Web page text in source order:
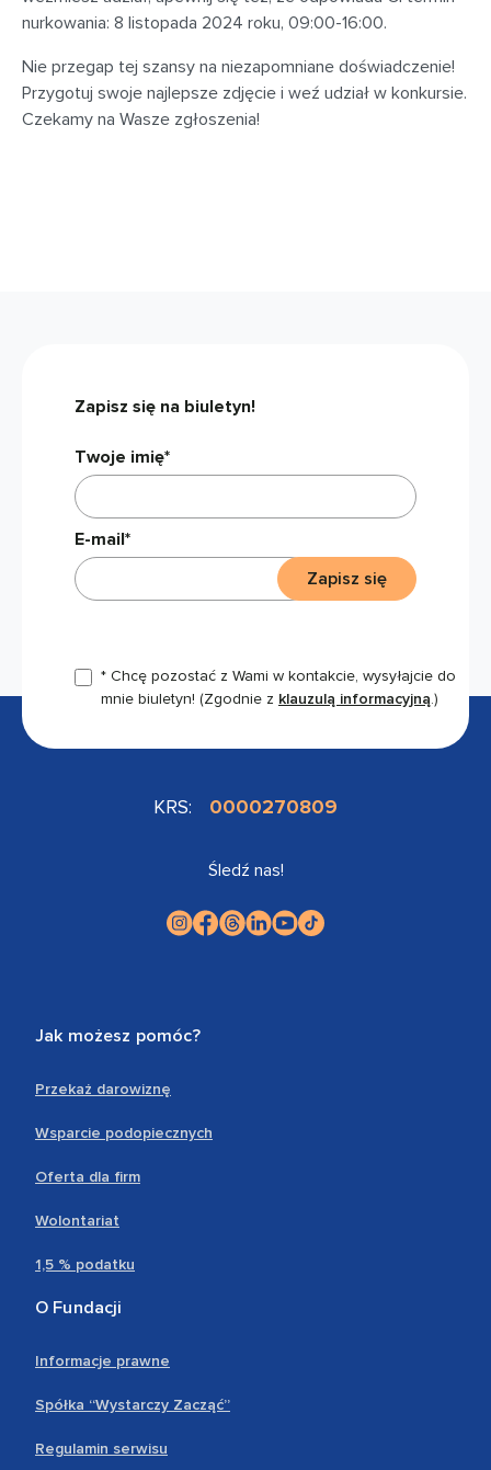
nurkowania: 8 listopada 2024 roku, 09:00-16:00.
Nie przegap tej szansy na niezapomniane doświadczenie!
Przygotuj swoje najlepsze zdjęcie i weź udział w konkursie.
Czekamy na Wasze zgłoszenia!
Zapisz się na biuletyn!
Twoje imię*
E-mail*
* Chcę pozostać z Wami w kontakcie, wysyłajcie do
mnie biuletyn! (Zgodnie z klauzulą informacyjną.)
Zapisz się
KRS: 0000270809
Śledź nas!
Jak możesz pomóc?
Przekaż darowiznę
Wsparcie podopiecznych
Oferta dla firm
Wolontariat
1,5 % podatku
O Fundacji
Informacje prawne
Spółka “Wystarczy Zacząć”
Regulamin serwisu